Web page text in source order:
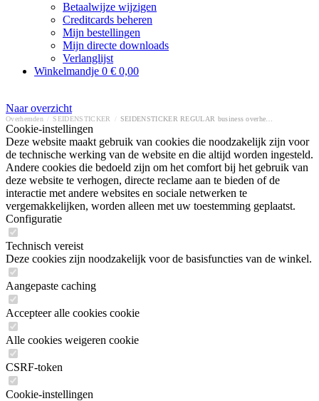
Betaalwijze wijzigen
Creditcards beheren
Mijn bestellingen
Mijn directe downloads
Verlanglijst
Winkelmandje 0 € 0,00
Naar overzicht
Overhemden SEIDENSTICKER
Cookie-instellingen
Deze website maakt gebruik van cookies die noodzakelijk zijn voor
de technische werking van de website en die altijd worden ingesteld.
Andere cookies die bedoeld zijn om het comfort bij het gebruik van
deze website te verhogen, directe reclame aan te bieden of de
interactie met andere websites en sociale netwerken te
vergemakkelijken, worden alleen met uw toestemming geplaatst.
Configuratie
Technisch vereist
Deze cookies zijn noodzakelijk voor de basisfuncties van de winkel.
Aangepaste caching
Accepteer alle cookies cookie
Alle cookies weigeren cookie
CSRF-token
Cookie-instellingen